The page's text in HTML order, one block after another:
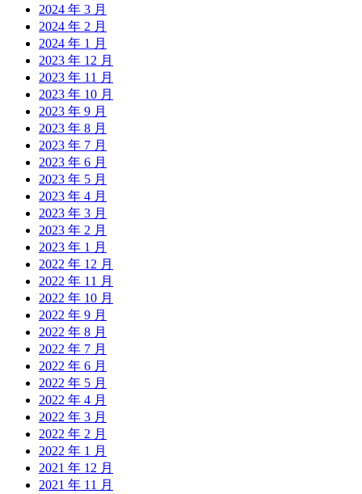
2024 年 3 月
2024 年 2 月
2024 年 1 月
2023 年 12 月
2023 年 11 月
2023 年 10 月
2023 年 9 月
2023 年 8 月
2023 年 7 月
2023 年 6 月
2023 年 5 月
2023 年 4 月
2023 年 3 月
2023 年 2 月
2023 年 1 月
2022 年 12 月
2022 年 11 月
2022 年 10 月
2022 年 9 月
2022 年 8 月
2022 年 7 月
2022 年 6 月
2022 年 5 月
2022 年 4 月
2022 年 3 月
2022 年 2 月
2022 年 1 月
2021 年 12 月
2021 年 11 月